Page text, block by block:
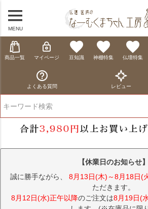
MENU
商品一覧 マイページ 豆知識 神棚特集 仏壇特集
よくある質問 レビュー
【休業日のお知らせ】
誠に勝手ながら、 8月13日(木)～8月18日(
ただきます。
8月12日(水)正午以降のご注文は8月19日(